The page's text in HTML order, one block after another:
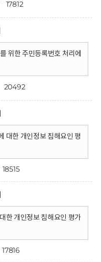
17812
위한 주민등록번호 처리에
20492
대한 개인정보 침해요인 평
18515
한 개인정보 침해요인 평가
17816